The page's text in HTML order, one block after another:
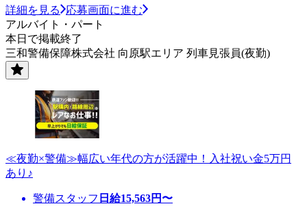
詳細を見る
応募画面に進む
アルバイト・パート
本日で掲載終了
三和警備保障株式会社 向原駅エリア 列車見張員(夜勤)
≪夜勤×警備≫幅広い年代の方が活躍中！入社祝い金5万円
あり♪
警備スタッフ 日給15,563円〜